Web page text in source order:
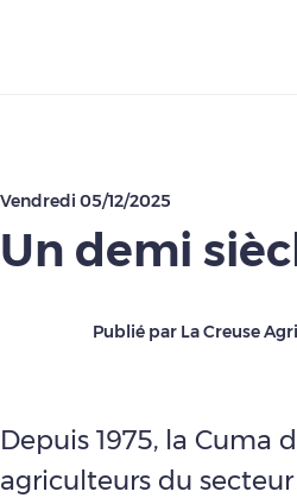
Vendredi 05/12/2025
Un demi
Publié par La Creuse
Depuis 1975, la Cuma
agriculteurs du